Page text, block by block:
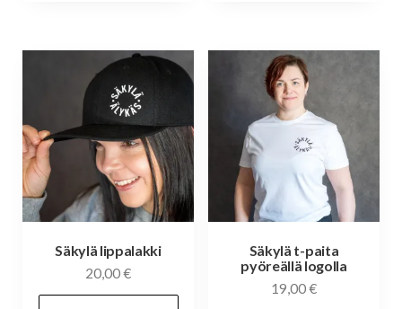
Voit
tuotteen
sivulla.
Säkylä lippalakki
20,00€
Säkylä t-paita
pyöreällä logolla
19,00€